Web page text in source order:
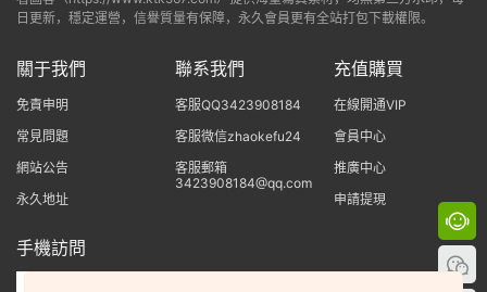
日更新，穩定運營，信譽質量有保障，永久會員更有全站打包下載權限。
關于我們
免責申明
常見問題
網站公告
永久地址
聯系我們
客服QQ3423908184
客服微信zhaokefu24
客服郵箱
3423908184@qq.com
充值購買
在線開通VIP
會員中心
推廣中心
申請提現
手機訪問